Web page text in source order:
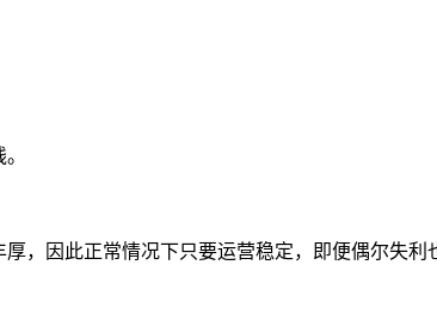
，因此正常情况下只要运营稳定，即便偶尔失利